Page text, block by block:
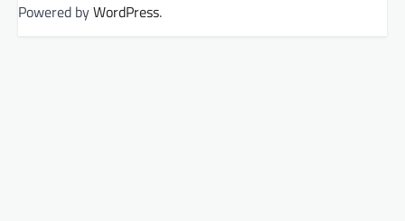
Powered byWordPress.